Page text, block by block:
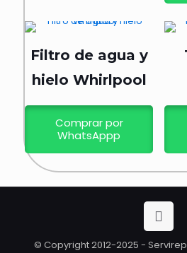
Filtro de agua y
hielo Whirlpool
Comprar por
WhatsAppp
© Copyright 2012-2025 -